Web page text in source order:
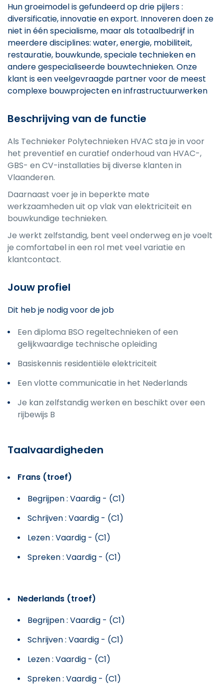
Hun groeimodel is gefundeerd op drie pijlers :
diversificatie, innovatie en export. Innoveren doen ze
niet in één specialisme, maar als totaalbedrijf in
meerdere disciplines: water, energie, mobiliteit,
restauratie, bouwkunde, speciale technieken en
andere gespecialiseerde bouwtechnieken. Onze
klant is een veelgevraagde partner voor de meest
complexe bouwprojecten en infrastructuurwerken
Beschrijving van de functie
Als Technieker Polytechnieken HVAC sta je in voor
het preventief en curatief onderhoud van HVAC-,
GBS- en CV-installaties bij diverse klanten in
Vlaanderen.
Daarnaast voer je in beperkte mate
werkzaamheden uit op vlak van elektriciteit en
bouwkundige technieken.
Je werkt zelfstandig, bent veel onderweg en je voelt
je comfortabel in een rol met veel variatie en
klantcontact.
Jouw profiel
Dit heb je nodig voor de job
Een diploma BSO regeltechnieken of een
gelijkwaardige technische opleiding
Basiskennis residentiële elektriciteit
Een vlotte communicatie in het Nederlands
Je kan zelfstandig werken en beschikt over een
rijbewijs B
Taalvaardigheden
Frans (troef)
Begrijpen : Vaardig - (C1)
Schrijven : Vaardig - (C1)
Lezen : Vaardig - (C1)
Spreken : Vaardig - (C1)
Nederlands (troef)
Begrijpen : Vaardig - (C1)
Schrijven : Vaardig - (C1)
Lezen : Vaardig - (C1)
Spreken : Vaardig - (C1)